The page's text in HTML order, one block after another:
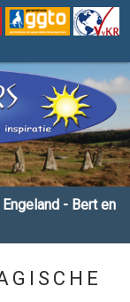
- Bert en